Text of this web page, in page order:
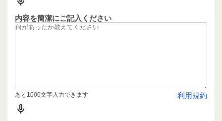
内容を簡潔にご記入ください
利用規約
あと1000文字入力できます